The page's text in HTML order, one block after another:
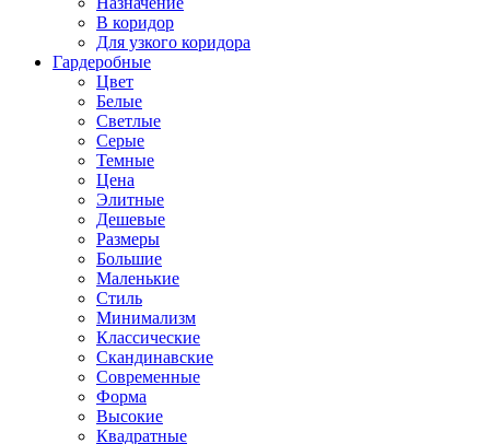
В коридор
Для узкого коридора
Гардеробные
Цвет
Белые
Светлые
Серые
Темные
Цена
Элитные
Дешевые
Размеры
Большие
Маленькие
Стиль
Минимализм
Классические
Скандинавские
Современные
Форма
Высокие
Квадратные